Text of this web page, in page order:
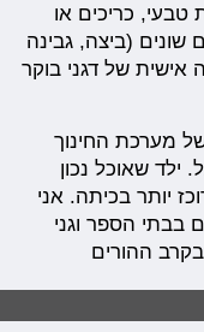
טבעי, כריכים או
(ביצה, גבינה
אישית של דגני בוקר
מערכת החינוך
ילד שאוכל נכון
יותר בכיתה. אני
בבתי הספר וגני
בקרב ההורים